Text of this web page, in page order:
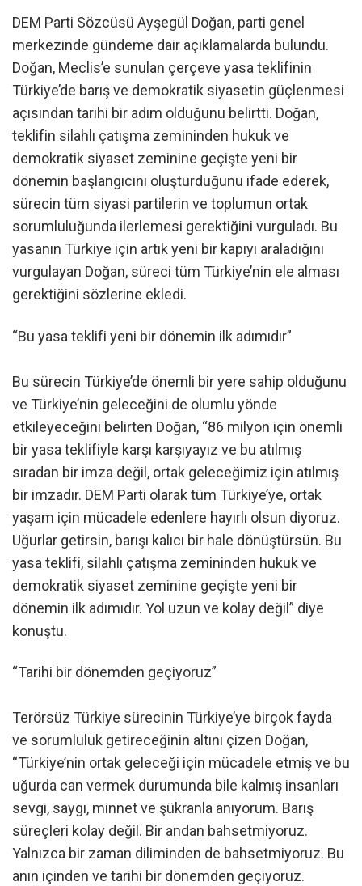
DEM Parti Sözcüsü Ayşegül Doğan, parti genel
merkezinde gündeme dair açıklamalarda bulundu.
Doğan, Meclis’e sunulan çerçeve yasa teklifinin
Türkiye’de barış ve demokratik siyasetin güçlenmesi
açısından tarihi bir adım olduğunu belirtti. Doğan,
teklifin silahlı çatışma zemininden hukuk ve
demokratik siyaset zeminine geçişte yeni bir
dönemin başlangıcını oluşturduğunu ifade ederek,
sürecin tüm siyasi partilerin ve toplumun ortak
sorumluluğunda ilerlemesi gerektiğini vurguladı. Bu
yasanın Türkiye için artık yeni bir kapıyı araladığını
vurgulayan Doğan, süreci tüm Türkiye’nin ele alması
gerektiğini sözlerine ekledi.
“Bu yasa teklifi yeni bir dönemin ilk adımıdır”
Bu sürecin Türkiye’de önemli bir yere sahip olduğunu
ve Türkiye’nin geleceğini de olumlu yönde
etkileyeceğini belirten Doğan, “86 milyon için önemli
bir yasa teklifiyle karşı karşıyayız ve bu atılmış
sıradan bir imza değil, ortak geleceğimiz için atılmış
bir imzadır. DEM Parti olarak tüm Türkiye’ye, ortak
yaşam için mücadele edenlere hayırlı olsun diyoruz.
Uğurlar getirsin, barışı kalıcı bir hale dönüştürsün. Bu
yasa teklifi, silahlı çatışma zemininden hukuk ve
demokratik siyaset zeminine geçişte yeni bir
dönemin ilk adımıdır. Yol uzun ve kolay değil” diye
konuştu.
“Tarihi bir dönemden geçiyoruz”
Terörsüz Türkiye sürecinin Türkiye’ye birçok fayda
ve sorumluluk getireceğinin altını çizen Doğan,
“Türkiye’nin ortak geleceği için mücadele etmiş ve bu
uğurda can vermek durumunda bile kalmış insanları
sevgi, saygı, minnet ve şükranla anıyorum. Barış
süreçleri kolay değil. Bir andan bahsetmiyoruz.
Yalnızca bir zaman diliminden de bahsetmiyoruz. Bu
anın içinden ve tarihi bir dönemden geçiyoruz.